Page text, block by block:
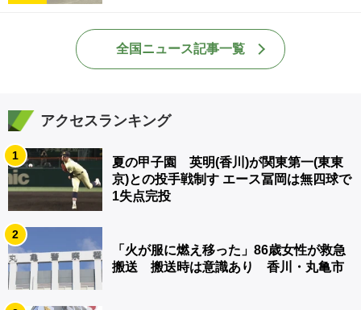
全国ニュース記事一覧
アクセスランキング
1
夏の甲子園 英明(香川)が関東第一(東東
京)との投手戦制す エース冨岡は無四球で
1失点完投
2
「火が服に燃え移った」86歳女性が救急
搬送 搬送時は意識あり 香川・丸亀市